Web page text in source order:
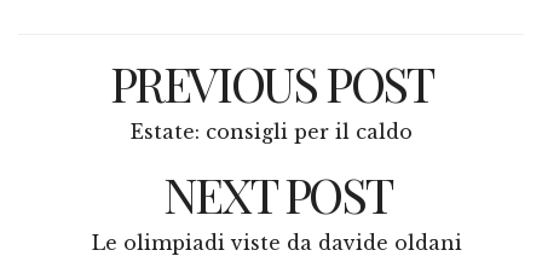
PREVIOUS POST
Estate: consigli per il caldo
NEXT POST
Le olimpiadi viste da davide oldani